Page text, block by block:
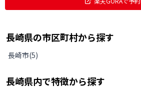
長崎県の市区町村から探す
長崎市(5)
長崎県内で特徴から探す